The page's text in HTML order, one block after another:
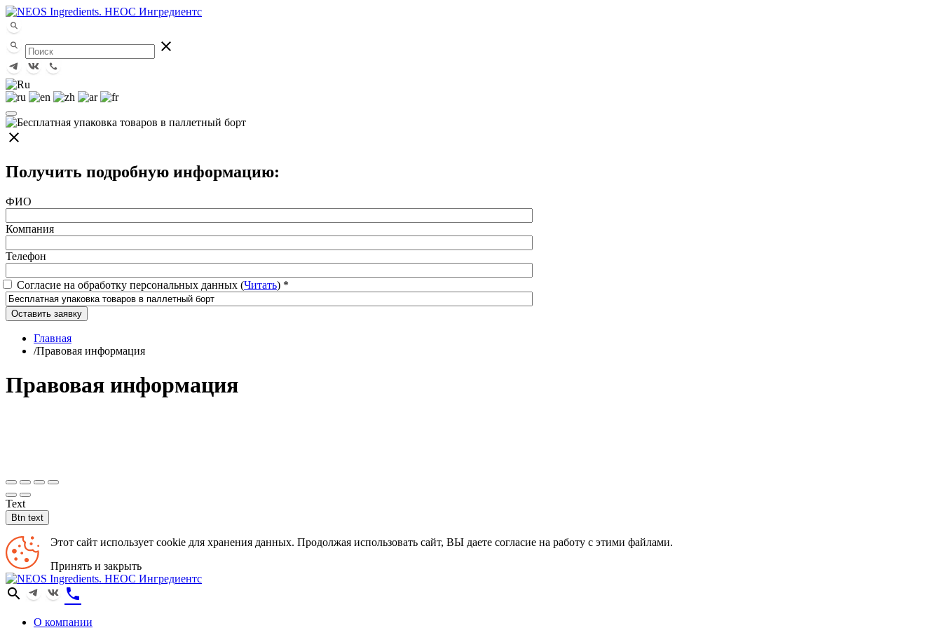
close
close
Получить подробную информацию:
ФИО
Компания
Телефон
Согласие на обработку персональных данных (Читать) *
Оставить заявку
Главная
/Правовая информация
Правовая информация
Text
Btn text
Этот сайт использует cookie для хранения данных. Продолжая использовать сайт, ВЫ даете согласие на работу с этими файлами.
Принять и закрыть
search phone
О компании